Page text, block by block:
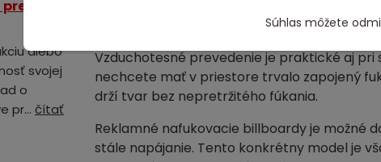
váš
alebo
svojej
o
pr... čítať
log, hlavný motív kampane alebo
bannerom pôsobí nafukovací billboard
Vzduchotesné prevedenie je praktické aj
nechcete mať v priestore trvalo zapojený
drží tvar bez nepretržitého fúkania.
Reklamné nafukovacie billboardy je možné
stále napájanie. Tento konkrétny model je
Súhlas môžete